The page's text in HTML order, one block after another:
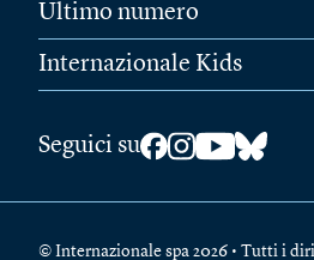
Ultimo numero
Internazionale Kids
Seguici su
© Internazionale spa 2026 • Tutti i